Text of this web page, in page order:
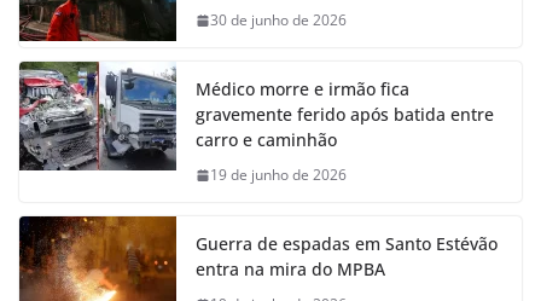
30 de junho de 2026
Médico morre e irmão fica
gravemente ferido após batida entre
carro e caminhão
19 de junho de 2026
Guerra de espadas em Santo Estévão
entra na mira do MPBA